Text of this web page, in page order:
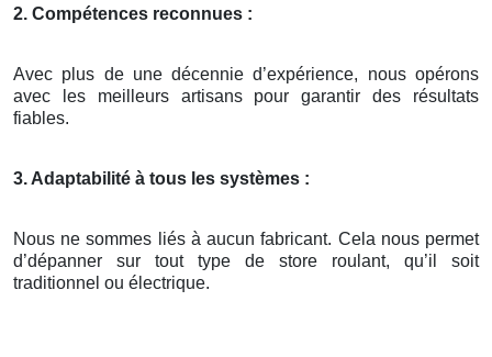
2. Compétences reconnues :
Avec plus de une décennie d’expérience, nous opérons
avec les meilleurs artisans pour garantir des résultats
fiables.
3. Adaptabilité à tous les systèmes :
Nous ne sommes liés à aucun fabricant. Cela nous permet
d’dépanner sur tout type de store roulant, qu’il soit
traditionnel ou électrique.